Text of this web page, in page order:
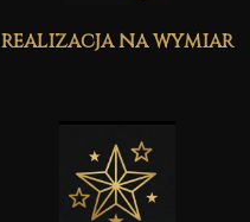
realizacja na wymiar